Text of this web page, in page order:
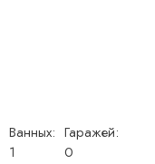
Ванных:
1
Гаражей:
0